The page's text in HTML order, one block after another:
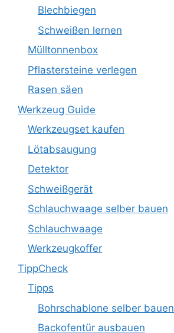
Blechbiegen
Schweißen lernen
Mülltonnenbox
Pflastersteine verlegen
Rasen säen
Werkzeug Guide
Werkzeugset kaufen
Lötabsaugung
Detektor
Schweißgerät
Schlauchwaage selber bauen
Schlauchwaage
Werkzeugkoffer
TippCheck
Tipps
Bohrschablone selber bauen
Backofentür ausbauen